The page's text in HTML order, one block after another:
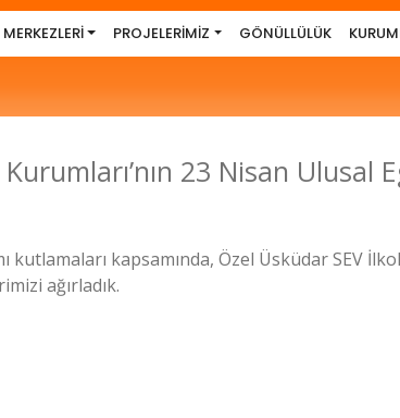
PROJELERİMİZ GÖNÜLLÜLÜK
23 Nisan Ulusal
kutlamaları kapsamında, Özel Üsküdar SEV
ağırladık.